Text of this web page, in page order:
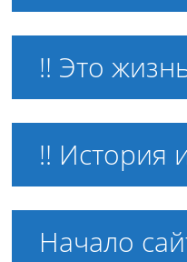
!! Это
!! История
Начало